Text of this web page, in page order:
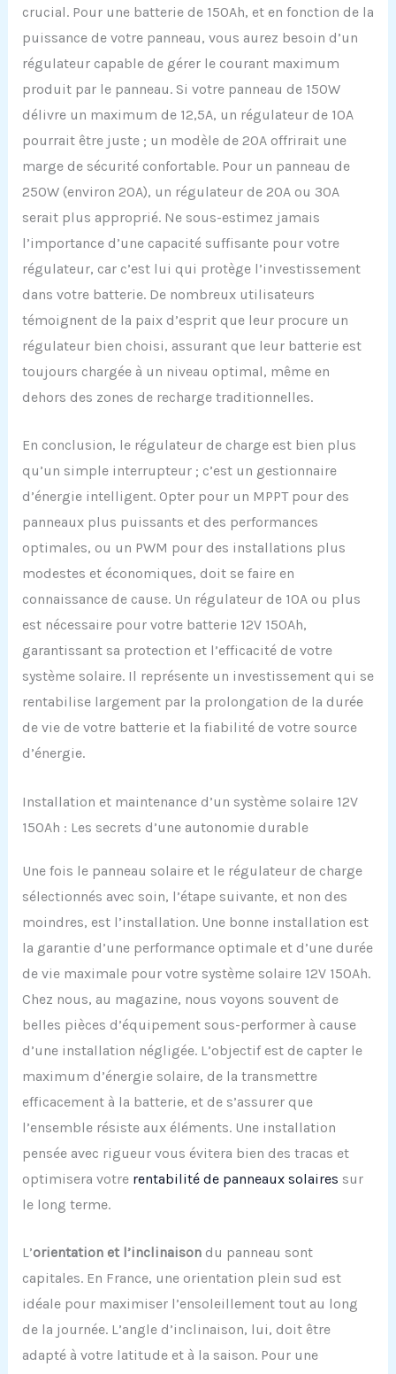
crucial. Pour une batterie de 150Ah, et en fonction de la
puissance de votre panneau, vous aurez besoin d’un
régulateur capable de gérer le courant maximum
produit par le panneau. Si votre panneau de 150W
délivre un maximum de 12,5A, un régulateur de 10A
pourrait être juste ; un modèle de 20A offrirait une
marge de sécurité confortable. Pour un panneau de
250W (environ 20A), un régulateur de 20A ou 30A
serait plus approprié. Ne sous-estimez jamais
l’importance d’une capacité suffisante pour votre
régulateur, car c’est lui qui protège l’investissement
dans votre batterie. De nombreux utilisateurs
témoignent de la paix d’esprit que leur procure un
régulateur bien choisi, assurant que leur batterie est
toujours chargée à un niveau optimal, même en
dehors des zones de recharge traditionnelles.
En conclusion, le régulateur de charge est bien plus
qu’un simple interrupteur ; c’est un gestionnaire
d’énergie intelligent. Opter pour un MPPT pour des
panneaux plus puissants et des performances
optimales, ou un PWM pour des installations plus
modestes et économiques, doit se faire en
connaissance de cause. Un régulateur de 10A ou plus
est nécessaire pour votre batterie 12V 150Ah,
garantissant sa protection et l’efficacité de votre
système solaire. Il représente un investissement qui se
rentabilise largement par la prolongation de la durée
de vie de votre batterie et la fiabilité de votre source
d’énergie.
Installation et maintenance d’un système solaire 12V
150Ah : Les secrets d’une autonomie durable
Une fois le panneau solaire et le régulateur de charge
sélectionnés avec soin, l’étape suivante, et non des
moindres, est l’installation. Une bonne installation est
la garantie d’une performance optimale et d’une durée
de vie maximale pour votre système solaire 12V 150Ah.
Chez nous, au magazine, nous voyons souvent de
belles pièces d’équipement sous-performer à cause
d’une installation négligée. L’objectif est de capter le
maximum d’énergie solaire, de la transmettre
efficacement à la batterie, et de s’assurer que
l’ensemble résiste aux éléments. Une installation
pensée avec rigueur vous évitera bien des tracas et
optimisera votre rentabilité de panneaux solaires sur
le long terme.
L’orientation et l’inclinaisondu panneau sont
capitales. En France, une orientation plein sud est
idéale pour maximiser l’ensoleillement tout au long
de la journée. L’angle d’inclinaison, lui, doit être
adapté à votre latitude et à la saison. Pour une